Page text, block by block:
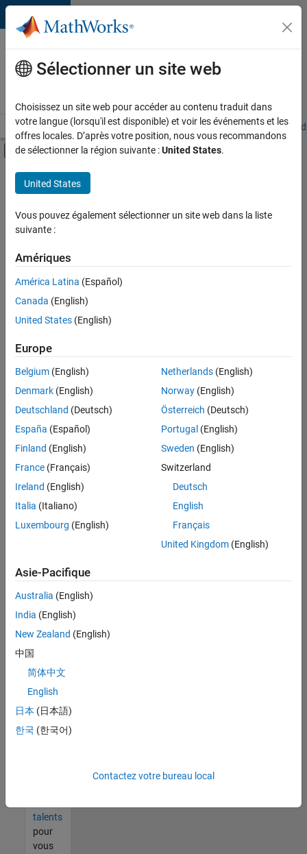
Passer au contenu
Votre
carrière
chez
Accueil Explorer nos opportunités Adresses de nos bureaux
Activer/désactiver l'affichage du menu
Contenu principal
FILTRER PAR
Support client
Ventes pour l'éducation
Ventes internes
Actuellement,
aucune
offre
d'emploi
correspondant
à vos
critères
de
recherche.
Vous
pouvez
élargir
votre
recherche
ou
afficher
l’ensemble
d'emploi.
malgré
tout
vous
trouvez
pas
d'offre
corresponde
à vos
talents
pour
vous
Sélectionner un site web
Choisissez un site web pour accéder au contenu traduit dans
votre langue (lorsqu'il est disponible) et voir les événements et les
offres locales. D’après votre position, nous vous recommandons
de sélectionner la région suivante :United States.
United States
Vous pouvez également sélectionner un site web dans la liste
suivante :
Amériques
América Latina (Español)
Canada (English)
United States (English)
Europe
Belgium (English)
Denmark (English)
Deutschland (Deutsch)
España (Español)
Finland (English)
France (Français)
Ireland (English)
Italia (Italiano)
Luxembourg (English)
Netherlands(English)
Norway(English)
Österreich (Deutsch)
Portugal (English)
Sweden (English)
Switzerland
Deutsch
English
Français
United Kingdom(English)
Asie-Pacifique
Australia (English)
India (English)
New Zealand (English)
中国
简体中文
English
日本 (日本語)
한국 (한국어)
Contactez votre bureau local